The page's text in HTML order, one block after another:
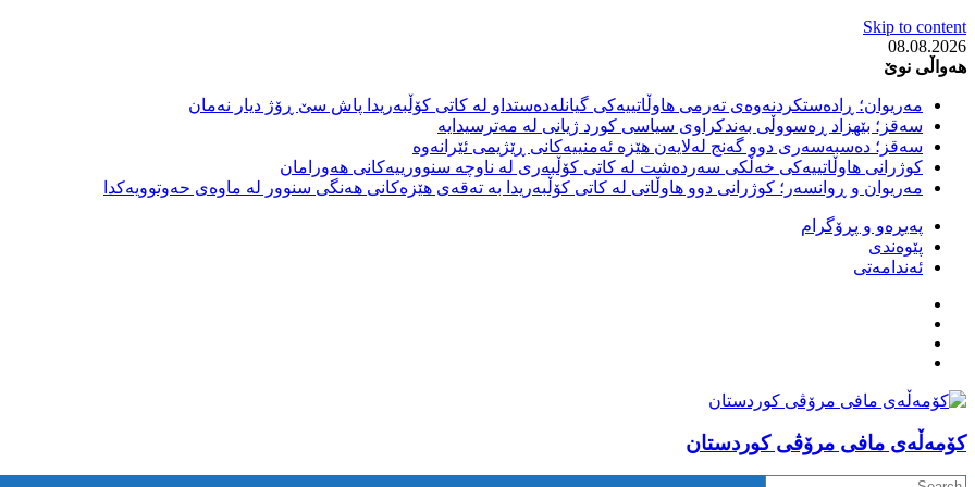
Skip to content
08.08.2026
هەواڵی نوێ
مەریوان؛ ڕادەستکردنەوەی تەرمی هاوڵاتییەکی گیانلەدەستداو لە کاتی کۆڵبەریدا پاش سێ ڕۆژ دیار نەمان
سەقز؛ بێهزاد ڕەسووڵی بەندکراوی سیاسی کورد ژیانی لە مەترسیدایە
سەقز؛ دەسبەسەری دوو گەنج لەلایەن هێزە ئەمنییەکانی ڕێژیمی ئێرانەوە
کوژرانی هاوڵاتییەکی خەڵکی سەردەشت لە کاتی کۆڵبەری لە ناوچە سنوورییەکانی هەورامان
مەریوان و ڕوانسەر؛ کوژرانی دوو هاوڵاتی لە کاتی کۆڵبەریدا بە تەقەی هێزەکانی هەنگی سنوور لە ماوەی حەوتوویەکدا
پەیڕەو و پڕۆگرام
پێوەندی
ئەندامەتی
كۆمه‌ڵه‌ی مافی مرۆڤی کوردستان